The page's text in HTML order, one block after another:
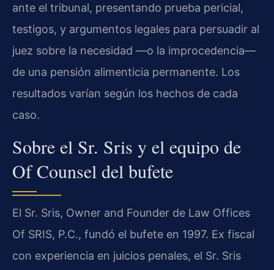
ante el tribunal, presentando prueba pericial,
testigos, y argumentos legales para persuadir al
juez sobre la necesidad —o la improcedencia—
de una pensión alimenticia permanente. Los
resultados varían según los hechos de cada
caso.
Sobre el Sr. Sris y el equipo de
Of Counsel del bufete
El Sr. Sris, Owner and Founder de Law Offices
Of SRIS, P.C., fundó el bufete en 1997. Ex fiscal
con experiencia en juicios penales, el Sr. Sris